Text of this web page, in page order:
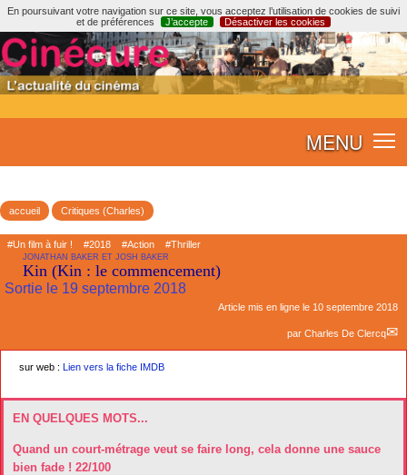
En poursuivant votre navigation sur ce site, vous acceptez l’utilisation de cookies de suivi
et de préférences
J’accepte Désactiver les cookies
MENU
accueil Critiques (Charles)
#Un film à fuir ! #2018 #Action #Thriller
JONATHAN BAKER ET JOSH BAKER
Kin (Kin : le commencement)
Sortie le 19 septembre 2018
Article mis en ligne le 10 septembre 2018
par Charles De Clercq
EN QUELQUES MOTS...
Quand un court-métrage veut se faire long, cela donne une sauce
bien fade ! 22/100
sur web : Lien vers la fiche IMDB